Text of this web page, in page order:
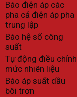
Báo điện áp các
pha cả điện áp pha
trung lập
Báo hệ số công
suất
Tự động điều chỉnh
mức nhiên liệu
Báo áp suất dầu
bôi trơn